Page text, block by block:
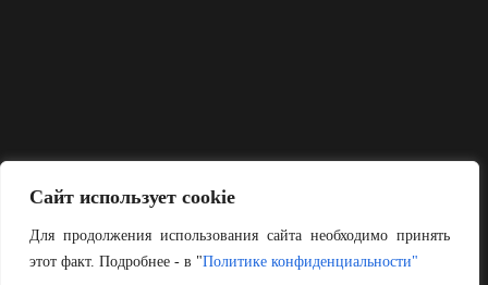
Сайт использует cookie
Для продолжения использования сайта необходимо принять
этот факт. Подробнее - в "Политике конфиденциальности"